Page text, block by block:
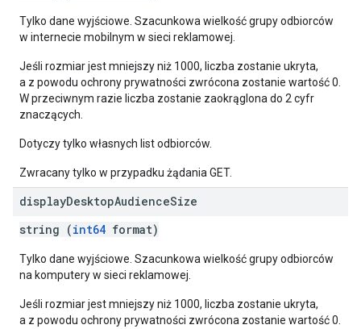
Tylko dane wyjściowe. Szacunkowa wielkość grupy odbiorców
w internecie mobilnym w sieci reklamowej.
Jeśli rozmiar jest mniejszy niż 1000, liczba zostanie ukryta,
a z powodu ochrony prywatności zwrócona zostanie wartość 0.
W przeciwnym razie liczba zostanie zaokrąglona do 2 cyfr
znaczących.
Dotyczy tylko własnych list odbiorców.
Zwracany tylko w przypadku żądania GET.
displayDesktopAudienceSize
string (int64 format)
Tylko dane wyjściowe. Szacunkowa wielkość grupy odbiorców
na komputery w sieci reklamowej.
Jeśli rozmiar jest mniejszy niż 1000, liczba zostanie ukryta,
a z powodu ochrony prywatności zwrócona zostanie wartość 0.